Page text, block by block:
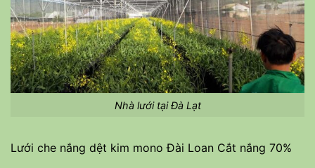
Nhà lưới tại Đà Lạt
Lưới che nắng dệt kim mono Đài Loan Cắt nắng 70%